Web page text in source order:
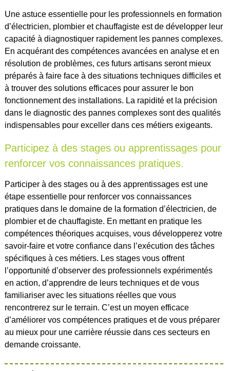
Une astuce essentielle pour les professionnels en formation
d’électricien, plombier et chauffagiste est de développer leur
capacité à diagnostiquer rapidement les pannes complexes.
En acquérant des compétences avancées en analyse et en
résolution de problèmes, ces futurs artisans seront mieux
préparés à faire face à des situations techniques difficiles et
à trouver des solutions efficaces pour assurer le bon
fonctionnement des installations. La rapidité et la précision
dans le diagnostic des pannes complexes sont des qualités
indispensables pour exceller dans ces métiers exigeants.
Participez à des stages ou apprentissages pour
renforcer vos connaissances pratiques.
Participer à des stages ou à des apprentissages est une
étape essentielle pour renforcer vos connaissances
pratiques dans le domaine de la formation d’électricien, de
plombier et de chauffagiste. En mettant en pratique les
compétences théoriques acquises, vous développerez votre
savoir-faire et votre confiance dans l’exécution des tâches
spécifiques à ces métiers. Les stages vous offrent
l’opportunité d’observer des professionnels expérimentés
en action, d’apprendre de leurs techniques et de vous
familiariser avec les situations réelles que vous
rencontrerez sur le terrain. C’est un moyen efficace
d’améliorer vos compétences pratiques et de vous préparer
au mieux pour une carrière réussie dans ces secteurs en
demande croissante.